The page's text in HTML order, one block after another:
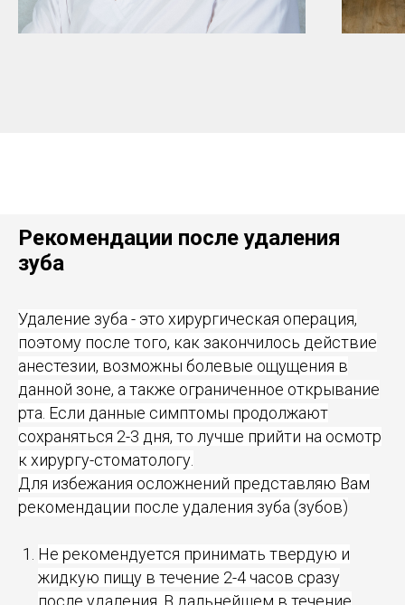
Рекомендации после удаления
зуба
Удаление зуба - это хирургическая операция,
поэтому после того, как закончилось действие
анестезии, возможны болевые ощущения в
данной зоне, а также ограниченное открывание
рта. Если данные симптомы продолжают
сохраняться 2-3 дня, то лучше прийти на осмотр
к хирургу-стоматологу.
Для избежания осложнений представляю Вам
рекомендации после удаления зуба (зубов)
Не рекомендуется принимать твердую и
жидкую пищу в течение 2-4 часов сразу
после удаления. В дальнейшем в течение